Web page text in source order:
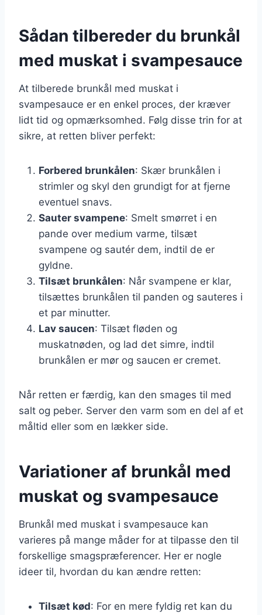
Sådan tilbereder du brunkål
med muskat i svampesauce
At tilberede brunkål med muskat i
svampesauce er en enkel proces, der kræver
lidt tid og opmærksomhed. Følg disse trin for at
sikre, at retten bliver perfekt:
Forbered brunkålen: Skær brunkålen i
strimler og skyl den grundigt for at fjerne
eventuel snavs.
Sauter svampene: Smelt smørret i en
pande over medium varme, tilsæt
svampene og sautér dem, indtil de er
gyldne.
Tilsæt brunkålen: Når svampene er klar,
tilsættes brunkålen til panden og sauteres i
et par minutter.
Lav saucen: Tilsæt fløden og
muskatnøden, og lad det simre, indtil
brunkålen er mør og saucen er cremet.
Når retten er færdig, kan den smages til med
salt og peber. Server den varm som en del af et
måltid eller som en lækker side.
Variationer af brunkål med
muskat og svampesauce
Brunkål med muskat i svampesauce kan
varieres på mange måder for at tilpasse den til
forskellige smagspræferencer. Her er nogle
ideer til, hvordan du kan ændre retten:
Tilsæt kød: For en mere fyldig ret kan du